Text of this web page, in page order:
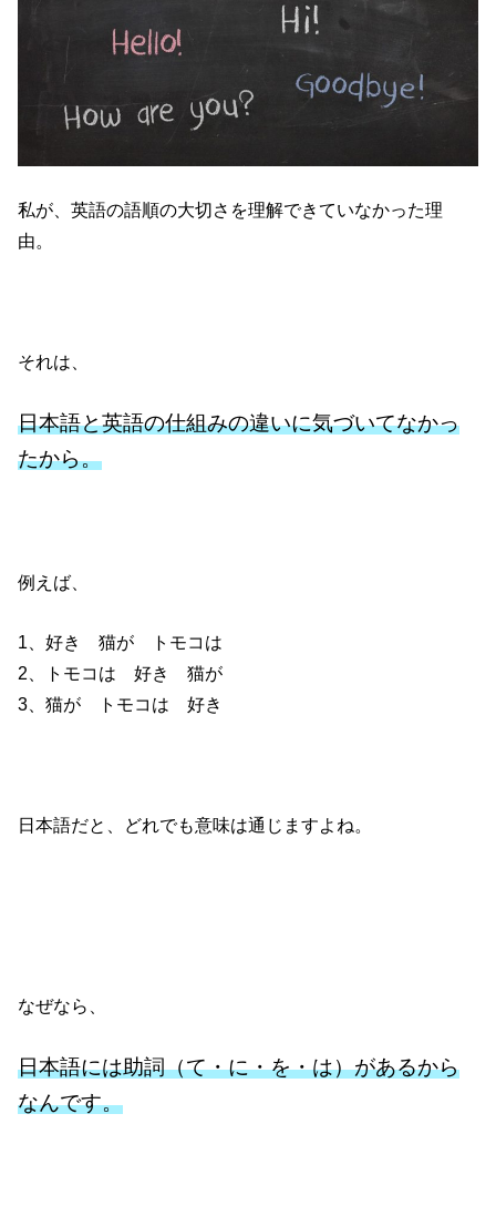
私が、英語の語順の大切さを理解できていなかった理
由。
それは、
日本語と英語の仕組みの違いに気づいてなかっ
たから。
例えば、
1、好き 猫が トモコは
2、トモコは 好き 猫が
3、猫が トモコは 好き
日本語だと、どれでも意味は通じますよね。
なぜなら、
日本語には助詞（て・に・を・は）があるから
なんです。